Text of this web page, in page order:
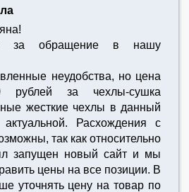
за обращение в нашу
неудобства, но цена
за чехлы-сушка
жесткие чехлы в данный
Расхождения с
так как относительно
запущен новый сайт и мы
цены на все позиции. В
уточнять цену на товар по